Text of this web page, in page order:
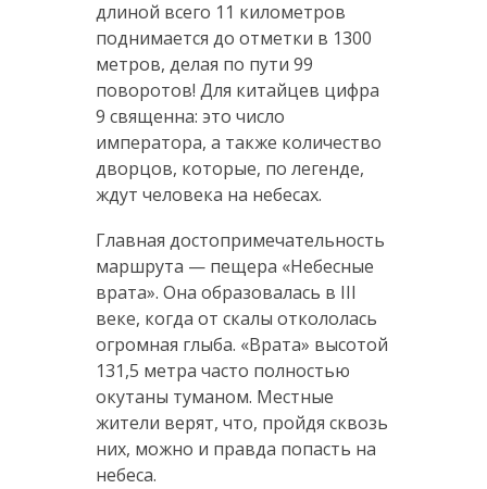
длиной всего 11 километров
поднимается до отметки в 1300
метров, делая по пути 99
поворотов! Для китайцев цифра
9 священна: это число
императора, а также количество
дворцов, которые, по легенде,
ждут человека на небесах.
Главная достопримечательность
маршрута — пещера «Небесные
врата». Она образовалась в III
веке, когда от скалы откололась
огромная глыба. «Врата» высотой
131,5 метра часто полностью
окутаны туманом. Местные
жители верят, что, пройдя сквозь
них, можно и правда попасть на
небеса.